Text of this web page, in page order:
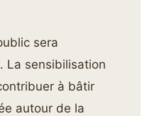
sera
La sensibilisation
à bâtir
autour de la